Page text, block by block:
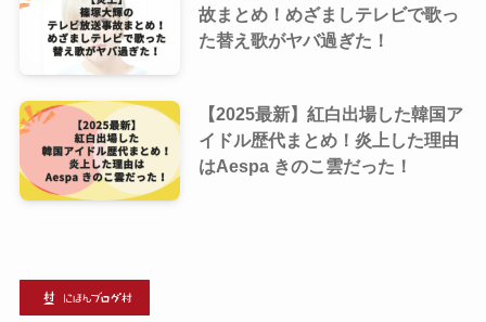
故まとめ！めざましテレビで歌っ
た替え歌がヤバ過ぎた！
【2025最新】紅白出場した韓国ア
イドル歴代まとめ！炎上した理由
はAespa きのこ雲だった！